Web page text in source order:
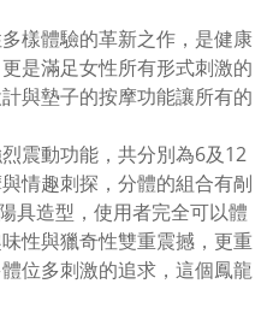
樣體驗的革新之作，是健康
是滿足女性所有形式刺激的
與墊子的按摩功能讓所有的
震動功能，共分別為6及12
情趣刺探，分體的組合有剮
具造型，使用者完全可以體
性與獵奇性雙重震撼，更重
位多刺激的追求，這個鳳龍